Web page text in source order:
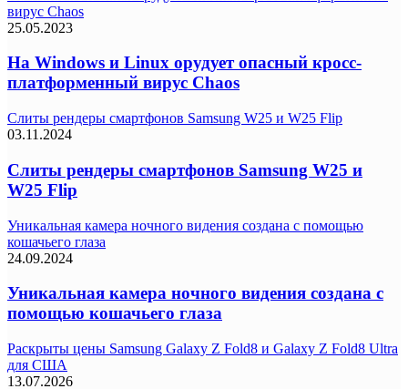
вирус Chaos
25.05.2023
На Windows и Linux орудует опасный кросс-
платформенный вирус Chaos
Слиты рендеры смартфонов Samsung W25 и W25 Flip
03.11.2024
Слиты рендеры смартфонов Samsung W25 и
W25 Flip
Уникальная камера ночного видения создана с помощью
кошачьего глаза
24.09.2024
Уникальная камера ночного видения создана с
помощью кошачьего глаза
Раскрыты цены Samsung Galaxy Z Fold8 и Galaxy Z Fold8 Ultra
для США
13.07.2026